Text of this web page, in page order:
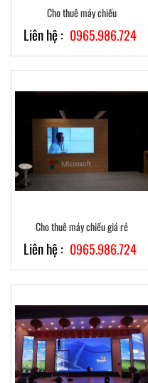
Cho thuê máy chiếu
Liên hệ : 0965.986.724
Cho thuê máy chiếu giá rẻ
Liên hệ : 0965.986.724